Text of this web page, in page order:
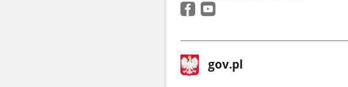
stopka
gov.pl Strona
gov.pl